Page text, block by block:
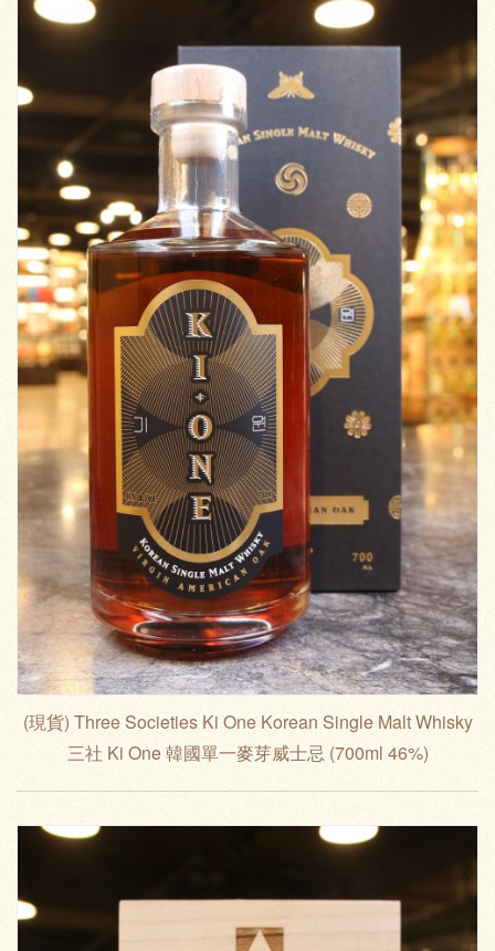
(現貨) Three Societies Ki One Korean Single Malt Whisky
三社 Ki One 韓國單一麥芽威士忌 (700ml 46%)